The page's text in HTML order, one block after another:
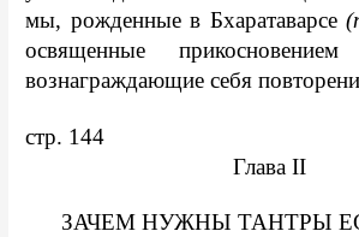
мы, рожденные в Бхаратаварсе
освященные
вознаграждающие себя
стр. 144
Глава II
ЗАЧЕМ НУЖНЫ ТАНТРЫ